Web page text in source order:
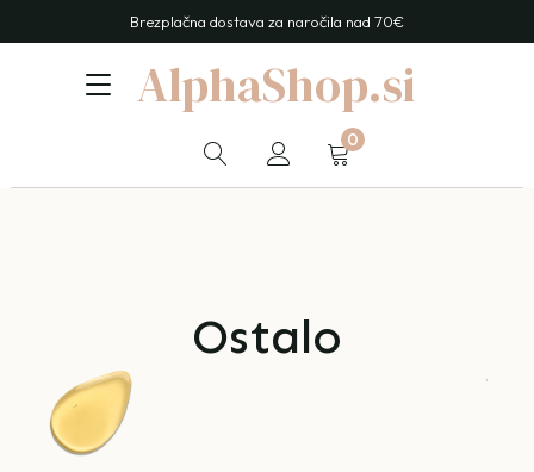
Brezplačna dostava za naročila nad 70€
AlphaShop.si
0
Ostalo